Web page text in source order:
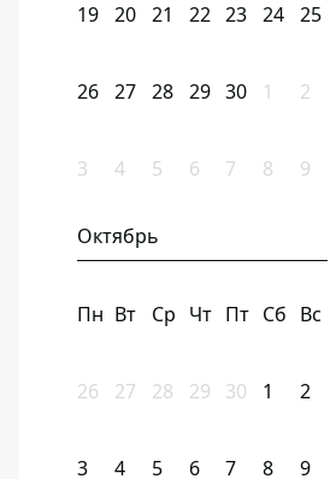
19 20 21 22 23 24 25
26 27 28 29 30 1 2
3 4 5 6 7 8 9
Октябрь
Пн Вт Ср Чт Пт Сб Вс
26 27 28 29 30 1 2
3 4 5 6 7 8 9